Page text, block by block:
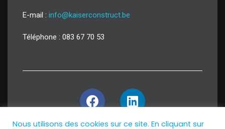
E-mail : info@kaiserconstruct.be
Téléphone : 083 67 70 53
Nous utilisons des cookies sur ce site. En cliquant sur